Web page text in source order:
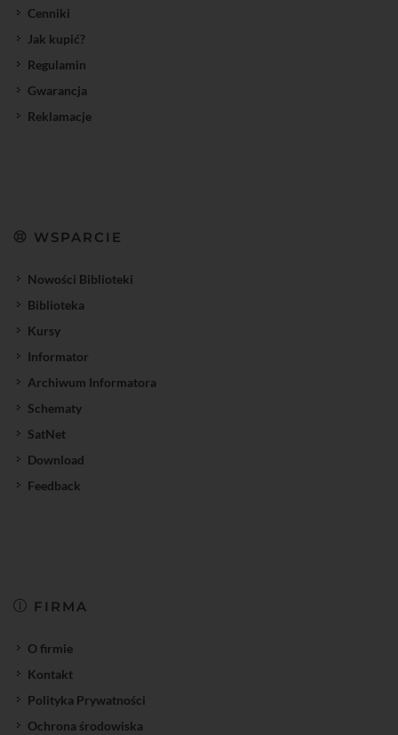
Cenniki
Jak kupić?
Regulamin
Gwarancja
Reklamacje
WSPARCIE
Nowości Biblioteki
Biblioteka
Kursy
Informator
Archiwum Informatora
Schematy
SatNet
Download
Feedback
FIRMA
O firmie
Kontakt
Polityka Prywatności
Ochrona środowiska